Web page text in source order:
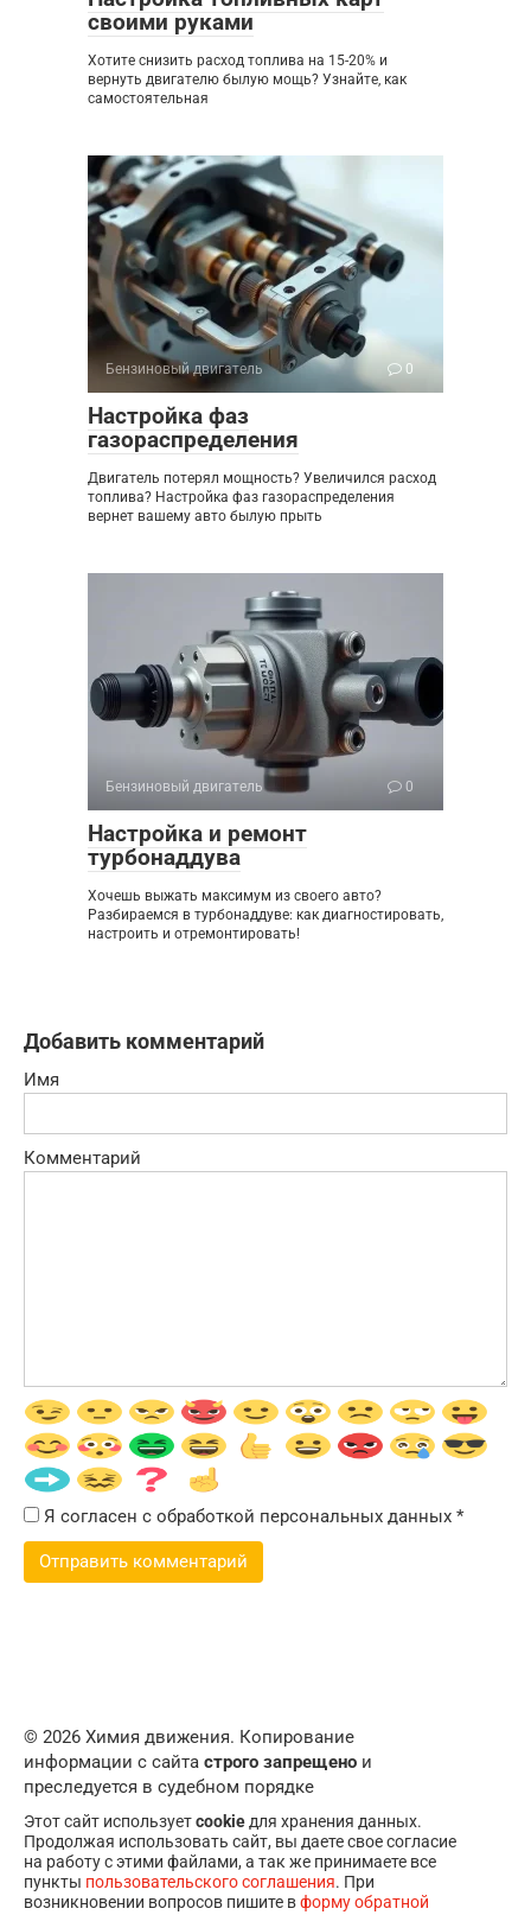
своими руками
Хотите снизить расход топлива на 15-20% и
вернуть двигателю былую мощь? Узнайте, как
самостоятельная
Бензиновый двигатель 0
Настройка фаз
газораспределения
Двигатель потерял мощность? Увеличился расход
топлива? Настройка фаз газораспределения
вернет вашему авто былую прыть
Бензиновый двигатель 0
Настройка и ремонт
турбонаддува
Хочешь выжать максимум из своего авто?
Разбираемся в турбонаддуве: как диагностировать,
настроить и отремонтировать!
Добавить комментарий
Имя
Комментарий
Я согласен с обработкой персональных данных *
© 2026 Химия движения. Копирование
информации с сайта строго запрещено и
преследуется в судебном порядке
Этот сайт используетcookieдля хранения данных.
Продолжая использовать сайт, вы даете свое согласие
на работу с этими файлами, а так же принимаете все
пункты пользовательского соглашения. При
возникновении вопросов пишите вформу обратной